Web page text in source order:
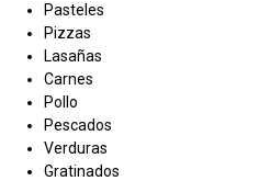
Pasteles
Pizzas
Lasañas
Carnes
Pollo
Pescados
Verduras
Gratinados